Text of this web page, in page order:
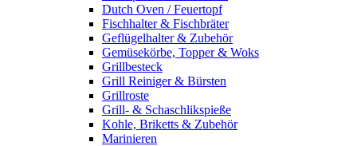
Dutch Oven / Feuertopf
Fischhalter & Fischbräter
Geflügelhalter & Zubehör
Gemüsekörbe, Topper & Woks
Grillbesteck
Grill Reiniger & Bürsten
Grillroste
Grill- & Schaschlikspieße
Kohle, Briketts & Zubehör
Marinieren